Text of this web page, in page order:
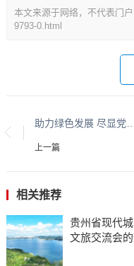
本文来源于网络，不代表门
9793-0.html
上一篇
相关推荐
贵州省现代
文旅交流会